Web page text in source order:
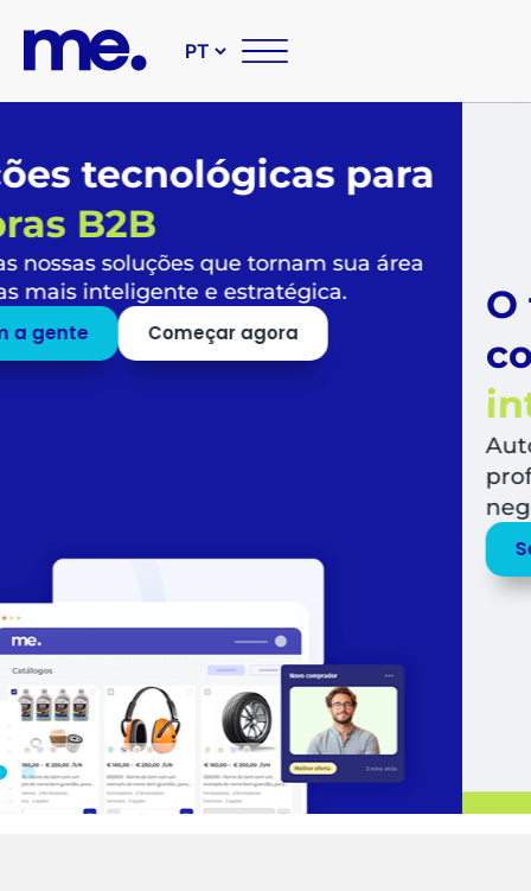
O futuro das suas
corporativas ésimples,
inteligente e sustentável
Automatize todo o fluxo de compras,
profissionais para o que mais agrega valor